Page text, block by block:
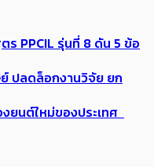
ร PPCIL รุ่นที่ 8 ดัน 5 ข้อ
ปลดล็อกงานวิจัย ยก
ยนต์ใหม่ของประเทศ